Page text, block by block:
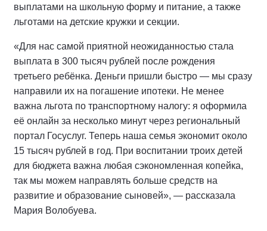
выплатами на школьную форму и питание, а также
льготами на детские кружки и секции.
«Для нас самой приятной неожиданностью стала
выплата в 300 тысяч рублей после рождения
третьего ребёнка. Деньги пришли быстро — мы сразу
направили их на погашение ипотеки. Не менее
важна льгота по транспортному налогу: я оформила
её онлайн за несколько минут через региональный
портал Госуслуг. Теперь наша семья экономит около
15 тысяч рублей в год. При воспитании троих детей
для бюджета важна любая сэкономленная копейка,
так мы можем направлять больше средств на
развитие и образование сыновей», — рассказала
Мария Волобуева.